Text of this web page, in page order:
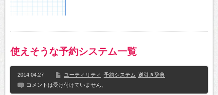
使えそうな予約システム一覧
2014.04.27 ユーティリティ 予約システム 逆引き辞典
コメントは受け付けていません。